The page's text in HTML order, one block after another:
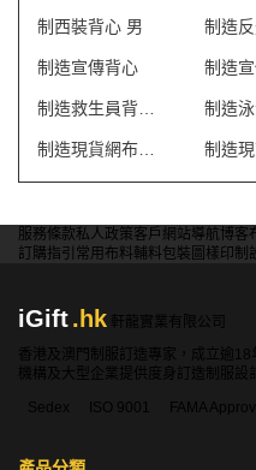
制西裝背心 男
制造宣傳背心
服務條款私人政策客戶 網站導航博客
訂購指引 常用布料輔料包裝 圖樣印制
iGift.hk
軒龍實業有限公司
香港及澳門制服訂造專家，成立逾
機構及大型企業提供度身訂造制服設
Sedex
ISO 9001 FAMA